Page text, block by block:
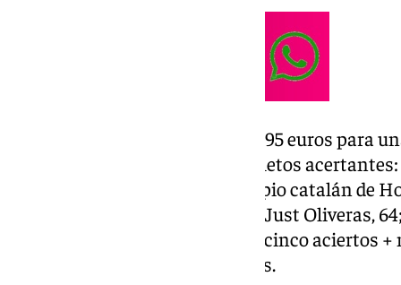
El boleto premiado deja 645.518,95 euros para
premio en el que existen dos boletos
Loterías número 39 del municipio catalán de
(Barcelona), situada en Rambla Just Oliveras,
Además, de Segunda Categoría (cinco aciertos
existen cinco boletos acertantes.